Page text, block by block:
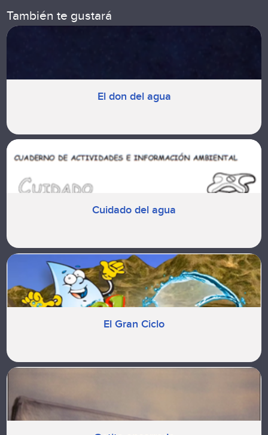
También te gustará
El don del agua
Cuidado del agua
El Gran Ciclo